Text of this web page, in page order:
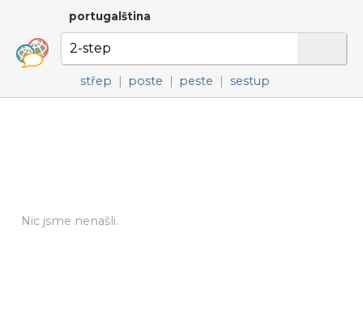
portugalština
střep | poste | peste | sestup
Nic jsme nenašli.